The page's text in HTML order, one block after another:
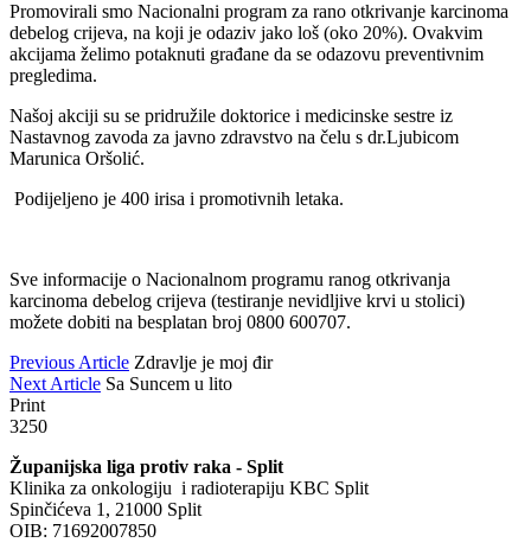
Promovirali smo Nacionalni program za rano otkrivanje karcinoma
debelog crijeva, na koji je odaziv jako loš (oko 20%). Ovakvim
akcijama želimo potaknuti građane da se odazovu preventivnim
pregledima.
Našoj akciji su se pridružile doktorice i medicinske sestre iz
Nastavnog zavoda za javno zdravstvo na čelu s dr.Ljubicom
Marunica Oršolić.
Podijeljeno je 400 irisa i promotivnih letaka.
Sve informacije o Nacionalnom programu ranog otkrivanja
karcinoma debelog crijeva (testiranje nevidljive krvi u stolici)
možete dobiti na besplatan broj 0800 600707.
Previous Article Zdravlje je moj đir
Next Article Sa Suncem u lito
Print
3250
Županijska liga protiv raka - Split
Klinika za onkologiju i radioterapiju KBC Split
Spinčićeva 1, 21000 Split
OIB: 71692007850